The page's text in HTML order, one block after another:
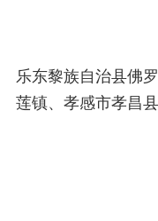
乐东黎族自治县佛
莲镇、孝感市孝昌